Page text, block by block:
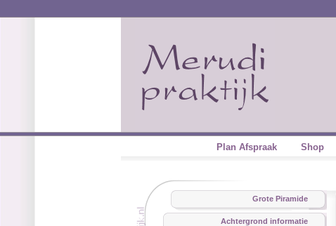
Plan Afspraak Shop
Grote Piramide
Achtergrond informatie